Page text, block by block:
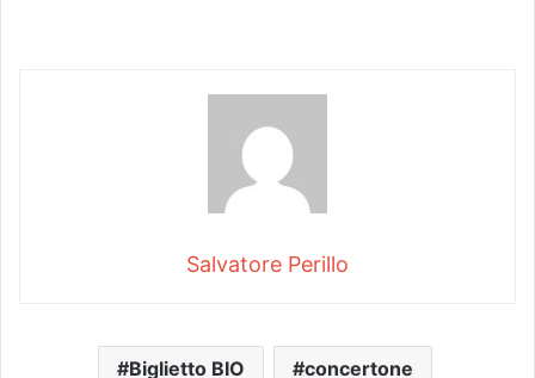
Salvatore Perillo
Biglietto BIO concertone